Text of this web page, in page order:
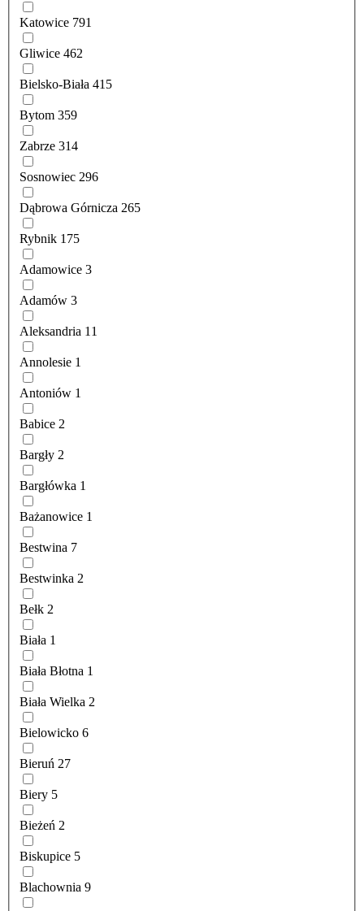
Katowice 791
Gliwice 462
Bielsko-Biała 415
Bytom 359
Zabrze 314
Sosnowiec 296
Dąbrowa Górnicza 265
Rybnik 175
Adamowice 3
Adamów 3
Aleksandria 11
Annolesie 1
Antoniów 1
Babice 2
Bargły 2
Bargłówka 1
Bażanowice 1
Bestwina 7
Bestwinka 2
Bełk 2
Biała 1
Biała Błotna 1
Biała Wielka 2
Bielowicko 6
Bieruń 27
Biery 5
Bieżeń 2
Biskupice 5
Blachownia 9